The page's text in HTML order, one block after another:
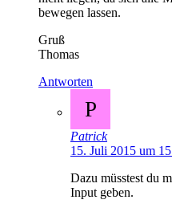
bewegen lassen.
Gruß
Thomas
Antworten
P
Patrick
15. Juli 2015 um
Dazu müsstest du
Input geben.